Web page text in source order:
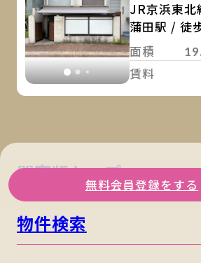
JR京浜東北
蒲田駅 / 徒
面積
賃料
無料会員登録をする
関東版トップ
物件検索